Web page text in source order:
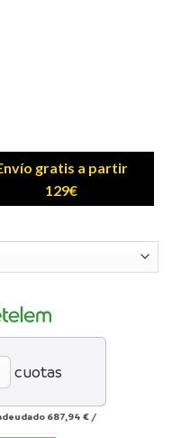
gratis a partir
129€
cuotas
687,94 € /